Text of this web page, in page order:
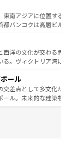
包まれながら、韓国
わってみてほし
してほしい。
展と共に伝統が息づ
市のフランス統治時
ている。また、バラ
ォーやバインミー、
味わいたい。どの地
を迎えてくれるので
しい。
東南アジアに位置す
都バンコクは高層ビ
交差している。北部
と触れ合い、南部で
でリゾート気分を楽
気候は一年中温暖で
いる。親しみやすい
そして多様な観光資
西洋の文化が交わる
る。ヴィクトリア湾
を訪れても感動する
効率よく見どころを
から文化的な体験ま
ール
交差点として多文化
ール。未来的な建築